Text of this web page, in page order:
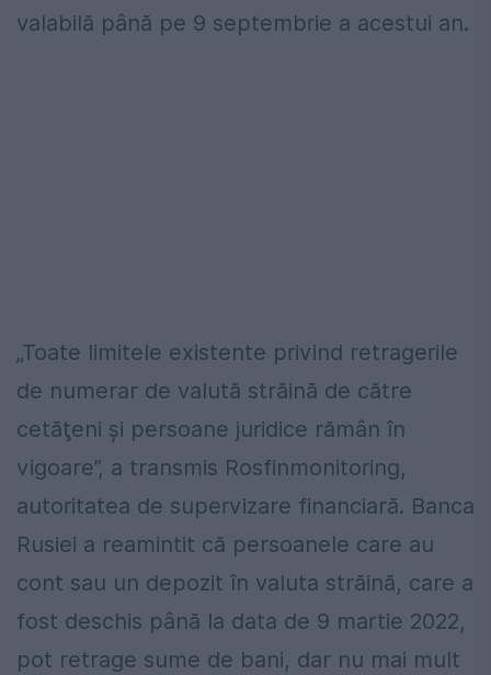
valabilă până pe 9 septembrie a acestui an.
„Toate limitele existente privind retragerile
de numerar de valută străină de către
cetăţeni şi persoane juridice rămân în
vigoare”, a transmis Rosfinmonitoring,
autoritatea de supervizare financiară. Banca
Rusiei a reamintit că persoanele care au
cont sau un depozit în valuta străină, care a
fost deschis până la data de 9 martie 2022,
pot retrage sume de bani, dar nu mai mult